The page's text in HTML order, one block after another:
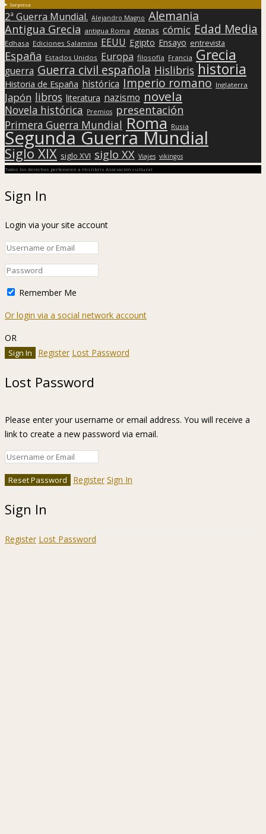
Sorpresa
2ª Guerra Mundial. Alejandro Magno Alemania
Antigua Grecia antigua Roma Atenas cómic Edad Media
Edhasa Ediciones Salamina EEUU Egipto Ensayo entrevista
España Estados Unidos Europa filosofía Francia Grecia
guerra Guerra civil española Hislibris historia
Historia de España histórica Imperio romano Inglaterra
Japón libros literatura nazismo novela
Novela histórica Premios presentación
Primera Guerra Mundial Roma Rusia
Segunda Guerra Mundial
Siglo XIX siglo XVI siglo XX Viajes vikingos
Todos los derechos pertenecen a Hislibris Asociación cultural
Sign In
Login via your site account
Remember Me
Or login via a social network account
OR
Register Lost Password
Lost Password
Please enter your username or email address. You will receive a
link to create a new password via email.
Register Sign In
Sign In
Register Lost Password